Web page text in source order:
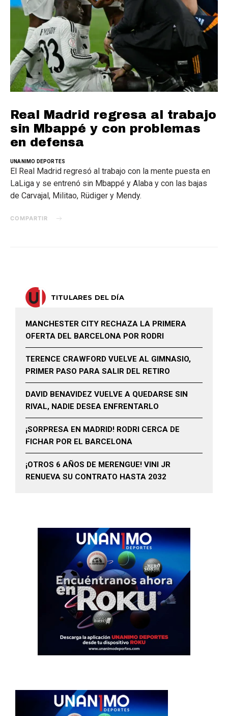
Real Madrid regresa al trabajo
sin Mbappé y con problemas
en defensa
UNANIMO DEPORTES
El Real Madrid regresó al trabajo con la mente puesta en
LaLiga y se entrenó sin Mbappé y Alaba y con las bajas
de Carvajal, Militao, Rüdiger y Mendy.
COMPARTIR
TITULARES DEL DÍA
MANCHESTER CITY RECHAZA LA PRIMERA
OFERTA DEL BARCELONA POR RODRI
TERENCE CRAWFORD VUELVE AL GIMNASIO,
PRIMER PASO PARA SALIR DEL RETIRO
DAVID BENAVIDEZ VUELVE A QUEDARSE SIN
RIVAL, NADIE DESEA ENFRENTARLO
¡SORPRESA EN MADRID! RODRI CERCA DE
FICHAR POR EL BARCELONA
¡OTROS 6 AÑOS DE MERENGUE! VINI JR
RENUEVA SU CONTRATO HASTA 2032